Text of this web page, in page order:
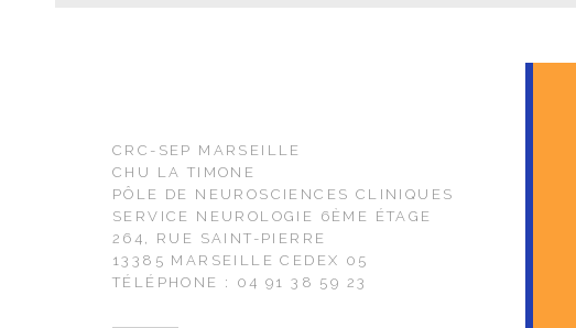
CRC-SEP MARSEILLE
CHU LA TIMONE
PÔLE DE NEUROSCIENCES CLINIQUES
SERVICE NEUROLOGIE 6ÈME ÉTAGE
264, RUE SAINT-PIERRE
13385 MARSEILLE CEDEX 05
TÉLÉPHONE : 04 91 38 59 23